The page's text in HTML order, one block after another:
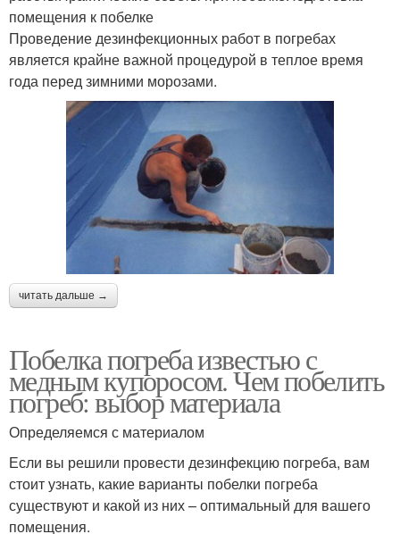
помещения к побелке
Проведение дезинфекционных работ в погребах
является крайне важной процедурой в теплое время
года перед зимними морозами.
читать дальше →
Побелка погреба известью с
медным купоросом. Чем побелить
погреб: выбор материала
Определяемся с материалом
Если вы решили провести дезинфекцию погреба, вам
стоит узнать, какие варианты побелки погреба
существуют и какой из них – оптимальный для вашего
помещения.